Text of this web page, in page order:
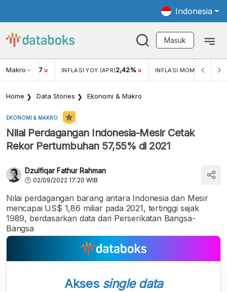
Indonesia
Masuk
Makro
USD/IDR 17 INFLASI YOY (APR)2,42% INFLASI MOM (APR)
Home Data Stories Ekonomi & Makro
EKONOMI & MAKRO
Nilai Perdagangan Indonesia-Mesir Cetak
Rekor Pertumbuhan 57,55% di 2021
Dzulfiqar Fathur Rahman
02/09/2022 17:20 WIB
Nilai perdagangan barang antara Indonesia dan Mesir
mencapai US$ 1,86 miliar pada 2021, tertinggi sejak
1989, berdasarkan data dari Perserikatan Bangsa-
Bangsa
Akses single data